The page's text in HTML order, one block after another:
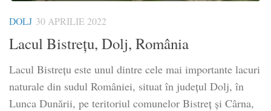
DOLJ 30 APRILIE 2022
Lacul Bistrețu, Dolj, România
Lacul Bistrețu este unul dintre cele mai importante lacuri
naturale din sudul României, situat în județul Dolj, în
Lunca Dunării, pe teritoriul comunelor Bistreț și Cârna,